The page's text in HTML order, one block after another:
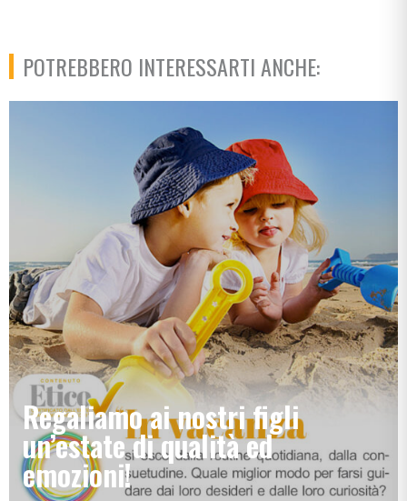
POTREBBERO INTERESSARTI ANCHE:
Regaliamo ai nostri figli
un’estate di qualità ed
emozioni!